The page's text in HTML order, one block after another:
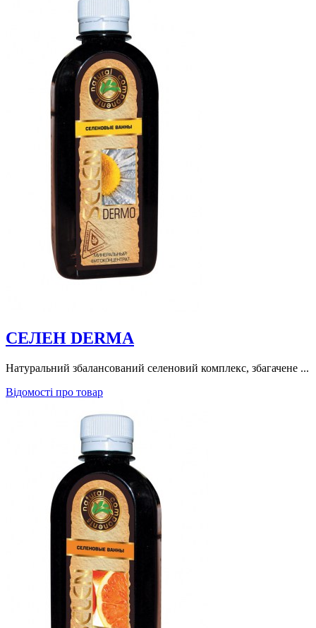
СЕЛЕН DERMA
Натуральний збалансований селеновий комплекс, збагачене ...
Відомості про товар